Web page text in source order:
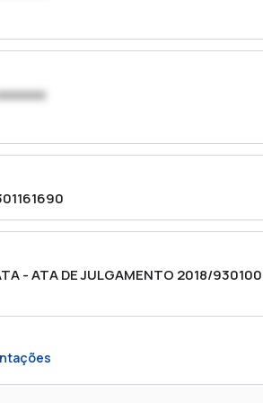
- ATA DE JULGAMENTO 2018/